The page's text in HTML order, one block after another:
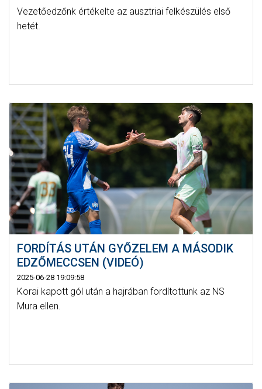
Vezetőedzőnk értékelte az ausztriai felkészülés első
hetét.
FORDÍTÁS UTÁN GYŐZELEM A MÁSODIK
EDZŐMECCSEN (VIDEÓ)
2025-06-28 19:09:58
Korai kapott gól után a hajrában fordítottunk az NS
Mura ellen.